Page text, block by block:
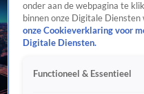
onder aan de webpagina te
binnen onze Digitale
onze Cookieverklaring voor
Digitale Diensten.
Functioneel & Essentieel